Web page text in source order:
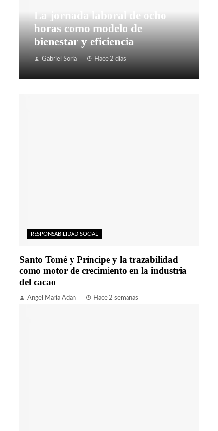
La jornada laboral de ocho
horas como modelo de
bienestar y eficiencia
Gabriel Soria Hace 2 días
RESPONSABILIDAD SOCIAL
Santo Tomé y Príncipe y la trazabilidad
como motor de crecimiento en la industria
del cacao
Angel Maria Adan Hace 2 semanas